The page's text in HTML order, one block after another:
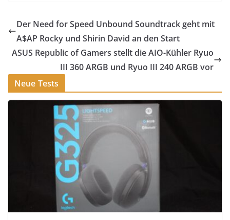
Der Need for Speed Unbound Soundtrack geht mit
A$AP Rocky und Shirin David an den Start
ASUS Republic of Gamers stellt die AIO-Kühler Ryuo
III 360 ARGB und Ryuo III 240 ARGB vor
Neue Tests